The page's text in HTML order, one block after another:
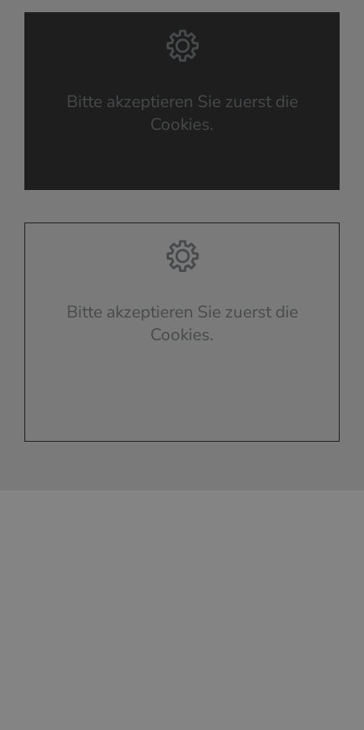
Bitte akzeptieren Sie zuerst die
Cookies.
Bitte akzeptieren Sie zuerst die
Cookies.